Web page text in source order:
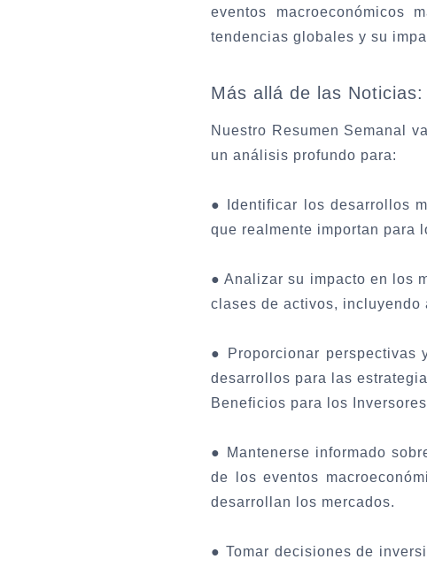
eventos macroeconómicos
tendencias globales y su
Más allá de las Noticias:
Nuestro Resumen Semanal
un análisis profundo para:
● Identificar los desarrollos
que realmente importan para
●Analizar su impacto en los
clases de activos, incluyendo
● Proporcionar perspectivas
desarrollos para las
Beneficios para los
● Mantenerse informado
de los eventos
desarrollan los mercados.
●Tomar decisiones de